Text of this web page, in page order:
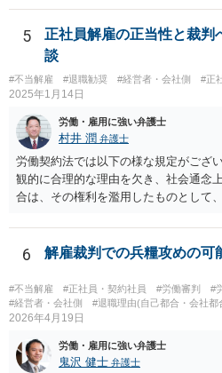
は年俸が1200万円と高かったこともあ
復職の気持ちを萎えさす意味で、ずる
る作戦もあるのでしょうか？ 原告は
とで復職の意思があるということであ
からと言って復職の気持ちが萎えると
現在、原告的に勝ち筋の見通しが十分
クペイに対する期待から、萎える理由
会社も原告の取下を狙っているという
問会社の意思の問題だと思われます。
反論となっており、論理破綻もしてお
言葉をそのまま、文章にしたのか、一
ん。 とありますが、代理人弁護士と
や配置転換などの改善措置を尽くした
「合理的な解雇理由」とは認めないた
足」で解雇を争われると、会社側が立
勝てない（＝解雇無効と判断されやす
ージとは逆で、「高年俸・高度専門職
をより厳しく求められ、能力不足理由
むしろ高くなります。 中途の高度人材
① 導入期の評価基準と実績の比較 ② 複
育の実施 ③ 配置転換などほかの改善
ておかないと、解雇は無効とされる可
5
正社員解雇の正当性と裁判
談
#不当解雇 #退職勧奨 #経営者・会社側 #正
2025年1月14日
労働・雇用に強い弁護士
村井 潤 弁護士
労働契約法では以下の様な規定がご
観的に合理的な理由を欠き、社会通念
合は、その権利を濫用したものとして
ような命令を下し、それにどの様な逆
権利の濫用として解雇が無効とされる
問２に対して】 得ている給与が高か
は判断が難しいと思います。 経営上整
は事案が異なると思われます。 【ご質
さ」＝能力不足ということにもならな
なく解雇ちうことをされたのでしたら
ったと評価されることになろうかと思
6 解雇裁判での兵糧攻めの可
#不当解雇 #正社員・契約社員 #労働審判
#
#経営者・会社側
#退職理由(自己都合・会社都
2026年4月19日
労働・雇用に強い弁護士
鬼沢 健士 弁護士